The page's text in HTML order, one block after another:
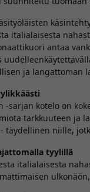
italialaisesta
antaa
ja langattoman
-sarjan kotelo on
tarkkuuteen ja
täydellinen niille,
tyylillä
italialaisesta